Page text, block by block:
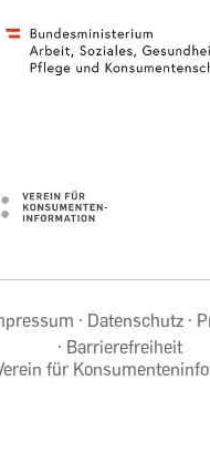
Datenschutz
Barrierefreiheit
für